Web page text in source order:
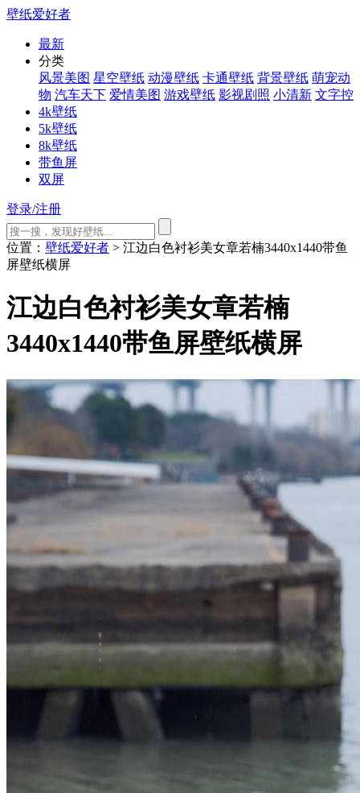
壁纸爱好者
最新
分类
风景美图 星空壁纸 动漫壁纸 卡通壁纸 背景壁纸 萌宠动
物 汽车天下 爱情美图 游戏壁纸 影视剧照 小清新 文字控
4k壁纸
5k壁纸
8k壁纸
带鱼屏
双屏
登录/注册
位置： 壁纸爱好者 > 江边白色衬衫美女章若楠3440x1440带鱼
屏壁纸横屏
江边白色衬衫美女章若楠
3440x1440带鱼屏壁纸横屏